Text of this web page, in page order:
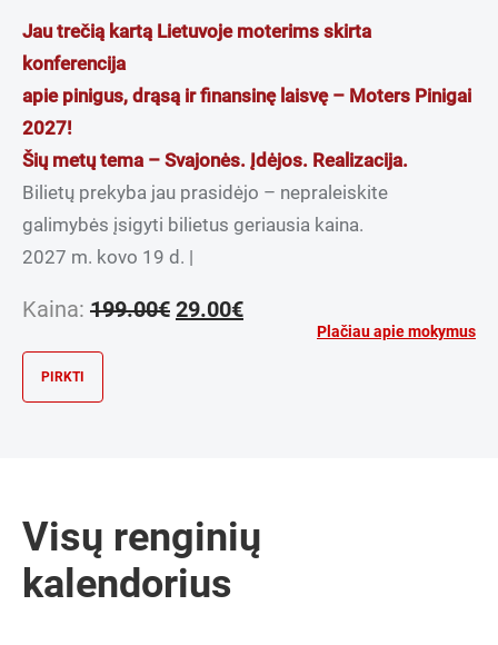
Jau trečią kartą Lietuvoje moterims skirta
konferencija
apie pinigus, drąsą ir finansinę laisvę – Moters Pinigai
2027!
Šių metų tema – Svajonės. Įdėjos. Realizacija.
Bilietų prekyba jau prasidėjo – nepraleiskite
galimybės įsigyti bilietus geriausia kaina.
2027 m. kovo 19 d. |
Kaina: 199.00€ Original
29.00€Current
Plačiau apie mokymus
PIRKTI
Visų renginių
kalendorius